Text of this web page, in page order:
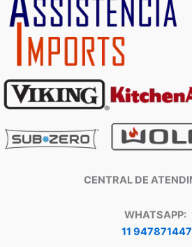
CENTRAL DE
WHATSAPP:
11 947871447